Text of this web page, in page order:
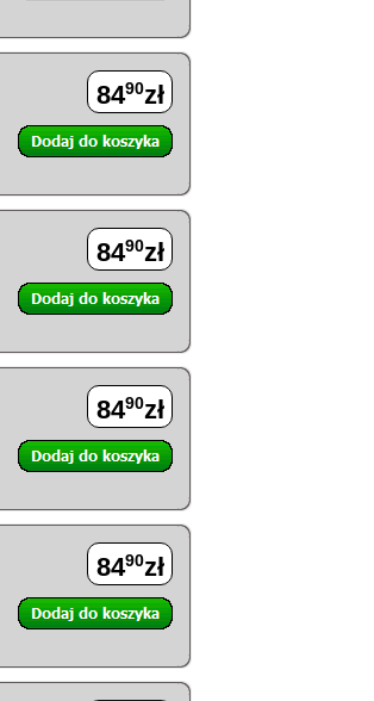
8490zł
8490zł
8490zł
8490zł